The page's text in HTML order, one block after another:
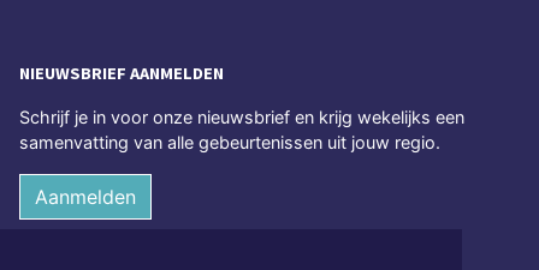
NIEUWSBRIEF AANMELDEN
Schrijf je in voor onze nieuwsbrief en krijg wekelijks een
samenvatting van alle gebeurtenissen uit jouw regio.
Aanmelden